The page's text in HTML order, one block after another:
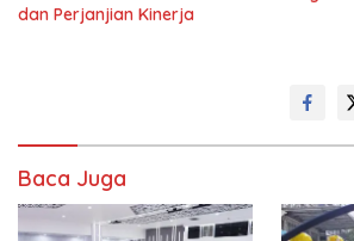
dan Perjanjian Kinerja
Baca Juga